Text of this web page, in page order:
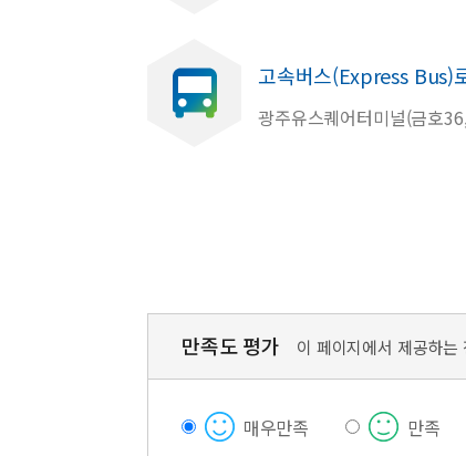
고속버스(Express Bus)
광주유스퀘어터미널(금호
만족도 평가 이 페이지에서 제공하
매우만족 만족